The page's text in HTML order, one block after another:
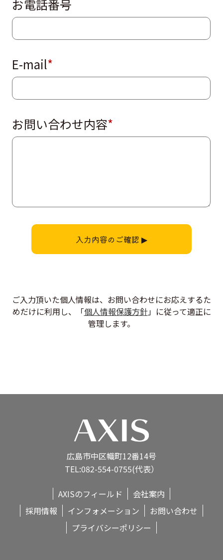
お電話番号
E-mail*
お問い合わせ内容*
ご入力頂いた個人情報は、お問い合わせにお応えするた
めだけに利用し、「個人情報保護方針」に従って適正に
管理します。
広島市中区幟町12番14号
TEL:082-554-0755(代表）
AXISのフィールド
会社案内
採用情報
インフォメーション
お問い合わせ
プライバシーポリシー